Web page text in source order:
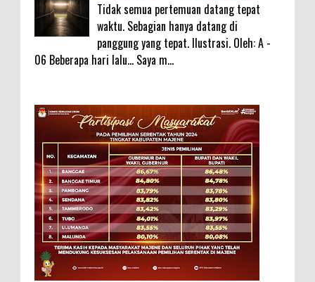
Tidak semua pertemuan datang tepat
waktu. Sebagian hanya datang di
panggung yang tepat. Ilustrasi. Oleh: A -
06 Beberapa hari lalu... Saya m...